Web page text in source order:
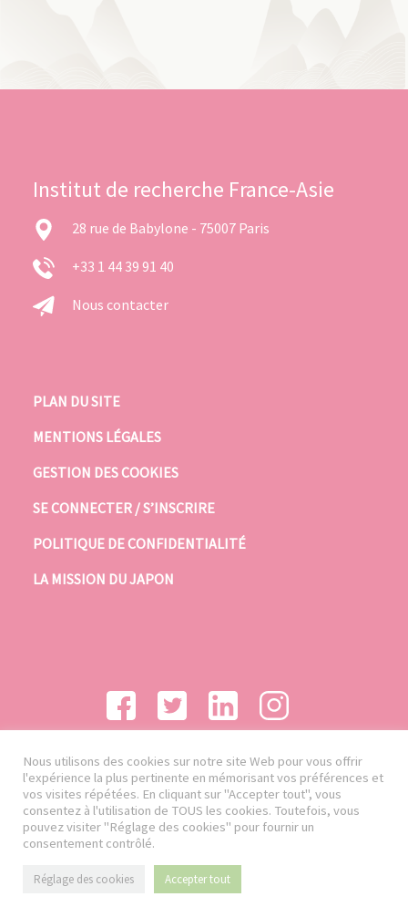
Institut de recherche France-Asie
28 rue de Babylone - 75007 Paris
+33 1 44 39 91 40
Nous contacter
PLAN DU SITE
MENTIONS LÉGALES
GESTION DES COOKIES
SE CONNECTER / S’INSCRIRE
POLITIQUE DE CONFIDENTIALITÉ
LA MISSION DU JAPON
Nous utilisons des cookies sur notre site Web pour vous offrir
l'expérience la plus pertinente en mémorisant vos préférences et
vos visites répétées. En cliquant sur "Accepter tout", vous
consentez à l'utilisation de TOUS les cookies. Toutefois, vous
pouvez visiter "Réglage des cookies" pour fournir un
consentement contrôlé.
Réglage des cookies Accepter tout